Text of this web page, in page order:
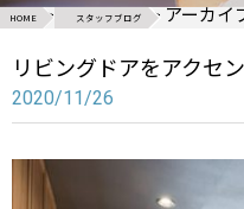
HOME > スタッフブログ >アーカイ
リビングドアをアクセ
2020/11/26